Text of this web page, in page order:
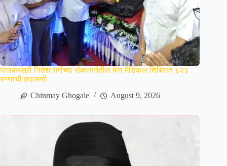
पालकमंत्री नितेश राणेंच्या संकल्पनेतील मेगा मेडिकल शिबिरात ६२३
रुग्णांची तपासणी
Chinmay Ghogale
August 9, 2026